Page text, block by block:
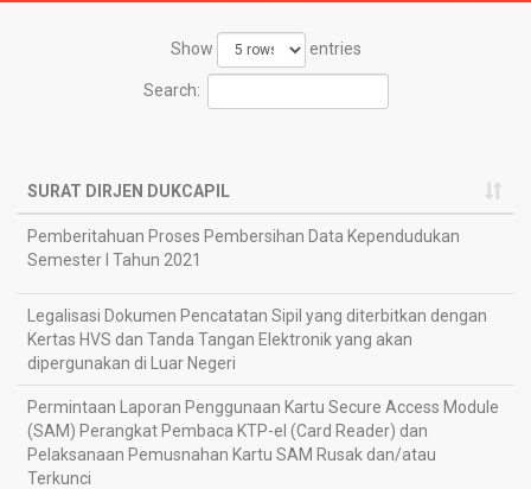
Show entries
Search:
SURAT DIRJEN DUKCAPIL
SURAT DIRJEN DUKCAPIL
Pemberitahuan Proses Pembersihan Data Kependudukan
Semester I Tahun 2021
Legalisasi Dokumen Pencatatan Sipil yang diterbitkan dengan
Kertas HVS dan Tanda Tangan Elektronik yang akan
dipergunakan di Luar Negeri
Permintaan Laporan Penggunaan Kartu Secure Access Module
(SAM) Perangkat Pembaca KTP-el (Card Reader) dan
Pelaksanaan Pemusnahan Kartu SAM Rusak dan/atau
Terkunci